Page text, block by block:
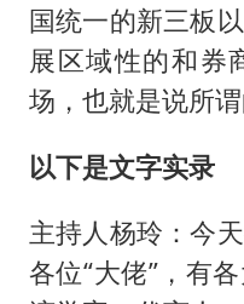
奋
国统一的新三板
展区域性的和券
场，也就是说所谓
以下是文字实录
主持人杨玲：今
各位“大佬”，有